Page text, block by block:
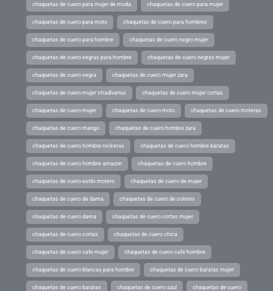
chaquetas de cuero para mujer de moda chaquetas de cuero para mujer
chaquetas de cuero para moto chaquetas de cuero para hombres
chaquetas de cuero para hombre chaquetas de cuero negro mujer
chaquetas de cuero negras para hombre chaquetas de cuero negras mujer
chaquetas de cuero negra chaquetas de cuero mujer zara
chaquetas de cuero mujer stradivarius chaquetas de cuero mujer cortas
chaquetas de cuero mujer chaquetas de cuero moto chaquetas de cuero moteras
chaquetas de cuero mango chaquetas de cuero hombre zara
chaquetas de cuero hombre rockeras chaquetas de cuero hombre baratas
chaquetas de cuero hombre amazon chaquetas de cuero hombre
chaquetas de cuero estilo motero chaquetas de cuero de mujer
chaquetas de cuero de dama chaquetas de cuero de colores
chaquetas de cuero dama chaquetas de cuero cortas mujer
chaquetas de cuero cortas chaquetas de cuero chica
chaquetas de cuero cafe mujer chaquetas de cuero cafe hombre
chaquetas de cuero blancas para hombre chaquetas de cuero baratas mujer
chaquetas de cuero baratas chaquetas de cuero azul chaquetas de cuero